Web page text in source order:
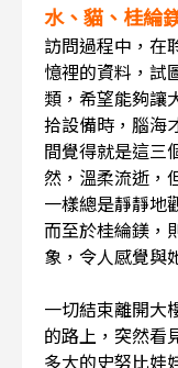
水、貓、桂綸
訪問過程中，在
憶裡的資料，試
類，希望能夠讓
拾設備時，腦海
間覺得就是這三
然，溫柔流逝，
一樣總是靜靜地
而至於桂綸鎂，
象，令人感覺與
一切結束離開大
的路上，突然看
多大的史努比娃